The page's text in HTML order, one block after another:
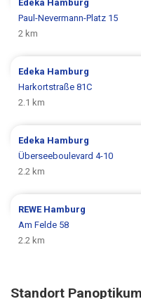
Edeka Hamburg
Paul-Nevermann-Platz 15
2 km
Edeka Hamburg
Harkortstraße 81C
2.1 km
Edeka Hamburg
Überseeboulevard 4-10
2.2 km
REWE Hamburg
Am Felde 58
2.2 km
Standort